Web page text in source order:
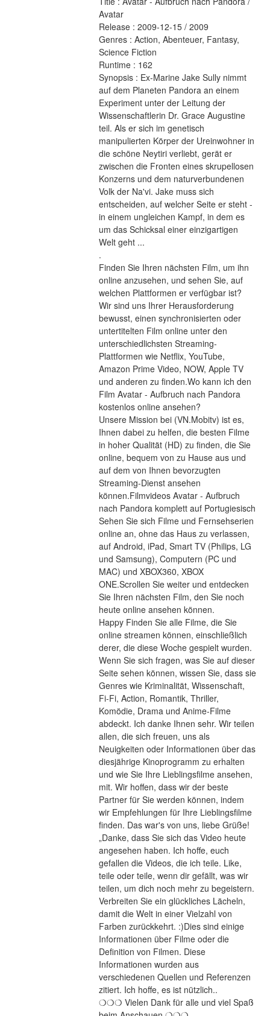
Avatar
Release : 2009-12-15 / 2009
Genres : Action, Abenteuer, Fantasy,
Science Fiction
Runtime : 162
Synopsis : Ex-Marine Jake Sully nimmt
auf dem Planeten Pandora an einem
Experiment unter der Leitung der
Wissenschaftlerin Dr. Grace Augustine
teil. Als er sich im genetisch
manipulierten Körper der Ureinwohner in
die schöne Neytiri verliebt, gerät er
zwischen die Fronten eines skrupellosen
Konzerns und dem naturverbundenen
Volk der Na'vi. Jake muss sich
entscheiden, auf welcher Seite er steht -
in einem ungleichen Kampf, in dem es
um das Schicksal einer einzigartigen
Welt geht ...
.
Finden Sie Ihren nächsten Film, um ihn
online anzusehen, und sehen Sie, auf
welchen Plattformen er verfügbar ist?
Wir sind uns Ihrer Herausforderung
bewusst, einen synchronisierten oder
untertitelten Film online unter den
unterschiedlichsten Streaming-
Plattformen wie Netflix, YouTube,
Amazon Prime Video, NOW, Apple TV
und anderen zu finden.Wo kann ich den
Film Avatar - Aufbruch nach Pandora
kostenlos online ansehen?
Unsere Mission bei (VN.Mobitv) ist es,
Ihnen dabei zu helfen, die besten Filme
in hoher Qualität (HD) zu finden, die Sie
online, bequem von zu Hause aus und
auf dem von Ihnen bevorzugten
Streaming-Dienst ansehen
können.Filmvideos Avatar - Aufbruch
nach Pandora komplett auf Portugiesisch
Sehen Sie sich Filme und Fernsehserien
online an, ohne das Haus zu verlassen,
auf Android, iPad, Smart TV (Philips, LG
und Samsung), Computern (PC und
MAC) und XBOX360, XBOX
ONE.Scrollen Sie weiter und entdecken
Sie Ihren nächsten Film, den Sie noch
heute online ansehen können.
Happy Finden Sie alle Filme, die Sie
online streamen können, einschließlich
derer, die diese Woche gespielt wurden.
Wenn Sie sich fragen, was Sie auf dieser
Seite sehen können, wissen Sie, dass sie
Genres wie Kriminalität, Wissenschaft,
Fi-Fi, Action, Romantik, Thriller,
Komödie, Drama und Anime-Filme
abdeckt. Ich danke Ihnen sehr. Wir teilen
allen, die sich freuen, uns als
Neuigkeiten oder Informationen über das
diesjährige Kinoprogramm zu erhalten
und wie Sie Ihre Lieblingsfilme ansehen,
mit. Wir hoffen, dass wir der beste
Partner für Sie werden können, indem
wir Empfehlungen für Ihre Lieblingsfilme
finden. Das war's von uns, liebe Grüße!
„Danke, dass Sie sich das Video heute
angesehen haben. Ich hoffe, euch
gefallen die Videos, die ich teile. Like,
teile oder teile, wenn dir gefällt, was wir
teilen, um dich noch mehr zu begeistern.
Verbreiten Sie ein glückliches Lächeln,
damit die Welt in einer Vielzahl von
Farben zurückkehrt. :)Dies sind einige
Informationen über Filme oder die
Definition von Filmen. Diese
Informationen wurden aus
verschiedenen Quellen und Referenzen
zitiert. Ich hoffe, es ist nützlich..
❍❍❍ Vielen Dank für alle und viel Spaß